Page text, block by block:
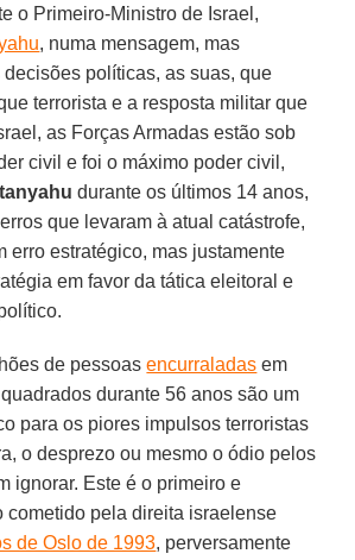
o Primeiro-Ministro de Israel,
, numa mensagem, mas
políticas, as suas, que
terrorista e a resposta militar que
as Forças Armadas estão sob
civil e foi o máximo poder civil,
durante os últimos 14 anos,
que levaram à atual catástrofe,
erro estratégico, mas justamente
em favor da tática eleitoral e
de pessoasencurraladas em
durante 56 anos são um
para os piores impulsos terroristas
o desprezo ou mesmo o ódio pelos
ignorar. Este é o primeiro e
cometido pela direita israelense
de Oslo de 1993, perversamente